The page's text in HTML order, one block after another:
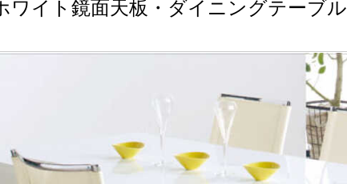
ワイト鏡面天板・ダイニングテーブル